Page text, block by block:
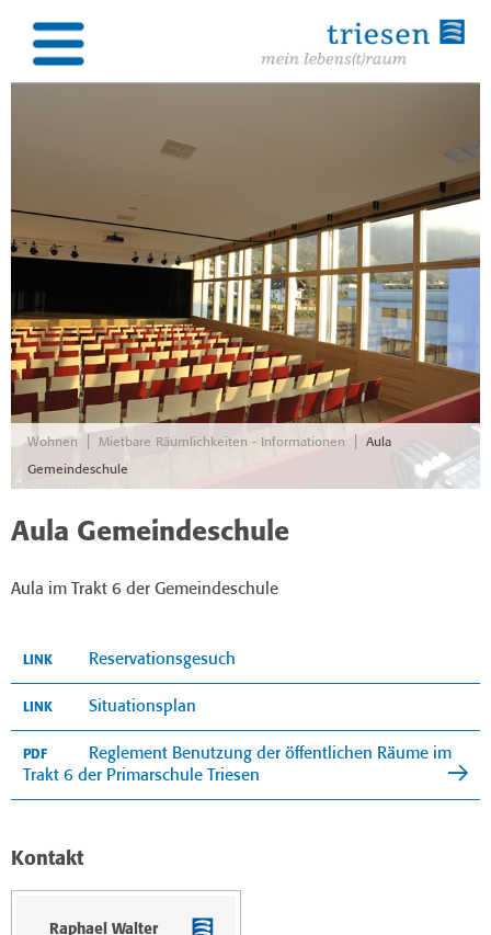
Wohnen Mietbare Räumlichkeiten - Informationen
Aula
Gemeindeschule
Aula Gemeindeschule
Aula im Trakt 6 der Gemeindeschule
LINK Reservationsgesuch
LINK Situationsplan
PDF
Reglement Benutzung der öffentlichen Räume im
Trakt 6 der Primarschule Triesen
Kontakt
Raphael Walter